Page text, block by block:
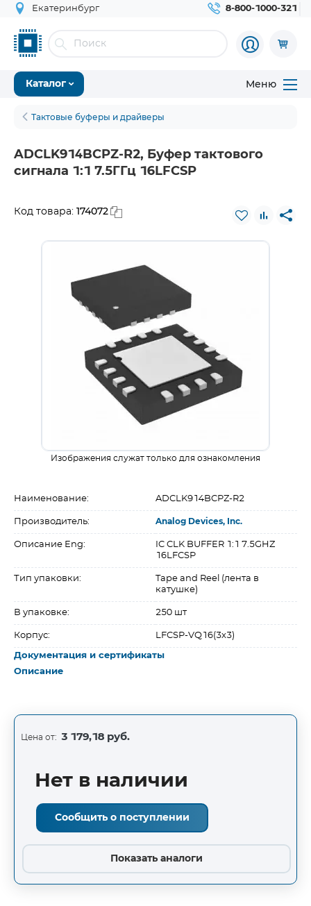
Екатеринбург 8-800-1000-321
Каталог Меню
Тактовые буферы и драйверы
ADCLK914BCPZ-R2, Буфер тактового
сигнала 1:1 7.5ГГц 16LFCSP
Код товара: 174072
Изображения служат только для ознакомления
Наименование: ADCLK914BCPZ-R2
Производитель: Analog Devices, Inc.
Описание Eng:
IC CLK BUFFER 1:1 7.5GHZ
16LFCSP
Тип упаковки:
Tape and Reel (лента в
катушке)
В упаковке: 250 шт
Корпус: LFCSP-VQ16(3x3)
Документация и сертификаты
Описание
Цена от: 3 179,18 руб.
Нет в наличии
Сообщить о поступлении
Показать аналоги